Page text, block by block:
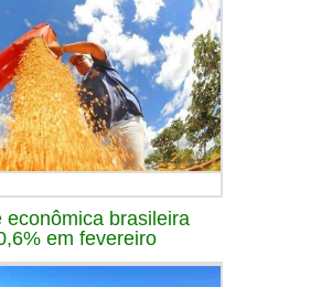
econômica brasileira
em fevereiro